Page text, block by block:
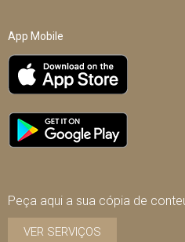
App Mobile
Peça aqui a sua cópia de
VER SERVIÇOS